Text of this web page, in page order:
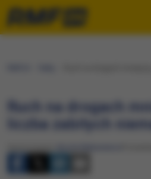
Ruch na drogach
liczba zabitych